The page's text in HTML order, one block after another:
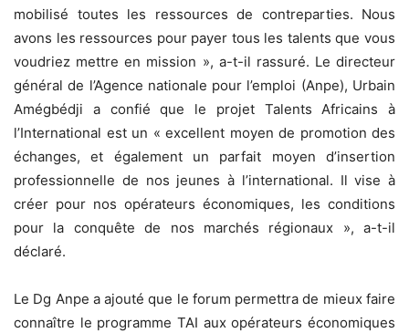
mobilisé toutes les ressources de contreparties. Nous
avons les ressources pour payer tous les talents que vous
voudriez mettre en mission », a-t-il rassuré. Le directeur
général de l’Agence nationale pour l’emploi (Anpe), Urbain
Amégbédji a confié que le projet Talents Africains à
l’International est un « excellent moyen de promotion des
échanges, et également un parfait moyen d’insertion
professionnelle de nos jeunes à l’international. Il vise à
créer pour nos opérateurs économiques, les conditions
pour la conquête de nos marchés régionaux », a-t-il
déclaré.
Le Dg Anpe a ajouté que le forum permettra de mieux faire
connaître le programme TAI aux opérateurs économiques